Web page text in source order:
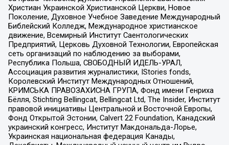
Христиан Украинской Христианской Церкви, Новое
Поколение, Духовное Учебное Заведение Международный
Библейский Колледж, Международное христианское
движение, Всемирный Институт Саентологических
Предприятий, Церковь Духовной Технологии, Европейская
сеть организаций по наблюдению за выборами,
Республика Польша, СВОБОДНЫЙ ИДЕЛЬ-УРАЛ,
Ассоциация развития журналистики, IStories fonds,
Королевский Институт Международных Отношений,
КРИМСЬКА ПРАВОЗАХИСНА ГРУПА, Фонд имени Генриха
Бёлля, Stichting Bellingcat, Bellingcat Ltd, The Insider, Институт
правовой инициативы Центральной и Восточной Европы,
Фонд Открытой Эстонии, Calvert 22 Foundation, Канадский
украинский конгресс, Институт Макдональда-Лорье,
Украинская национальная федерация Канады,